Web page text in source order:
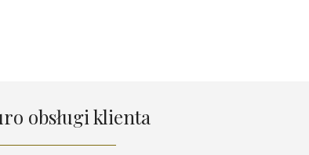
obsługi klienta